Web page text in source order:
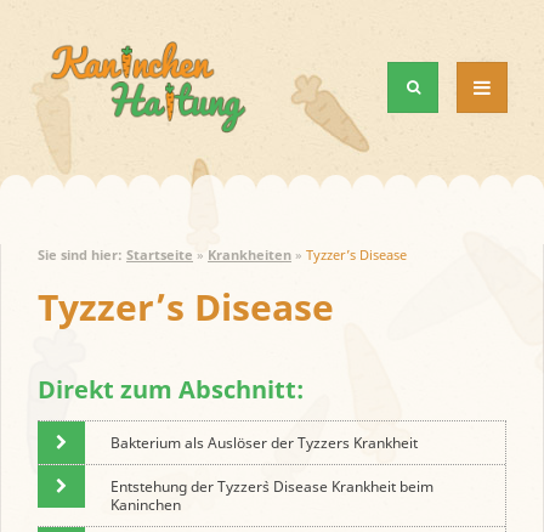
Sie sind hier: Startseite » Krankheiten » Tyzzer’s Disease
Tyzzer’s Disease
Direkt zum Abschnitt:
Bakterium als Auslöser der Tyzzers Krankheit
Entstehung der Tyzzer`s Disease Krankheit beim
Kaninchen